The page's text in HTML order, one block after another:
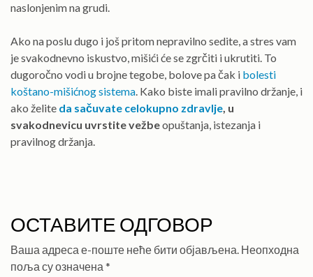
naslonjenim na grudi.
Ako na poslu dugo i još pritom nepravilno sedite, a stres vam
je svakodnevno iskustvo, mišići će se zgrčiti i ukrutiti. To
dugoročno vodi u brojne tegobe, bolove pa čak i bolesti
koštano-mišićnog sistema. Kako biste imali pravilno držanje, i
ako želite da sačuvate celokupno zdravlje, u
svakodnevicu uvrstite vežbeopuštanja, istezanja i
pravilnog držanja.
ОСТАВИТЕ ОДГОВОР
Ваша адреса е-поште неће бити објављена. Неопходна
поља су означена *